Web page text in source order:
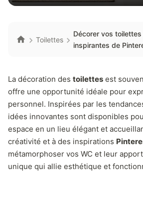
Toilettes
Décorer vos
inspirantes de
La décoration des toilettes est
offre une opportunité idéale pour
personnel. Inspirées par les
idées innovantes sont disponibles
espace en un lieu élégant et
créativité et à des inspirations
métamorphoser vos WC et leur
unique qui allie esthétique et